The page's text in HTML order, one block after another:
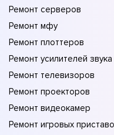
Ремонт серверов
Ремонт мфу
Ремонт плоттеров
Ремонт усилителей звука
Ремонт телевизоров
Ремонт проекторов
Ремонт видеокамер
Ремонт игровых